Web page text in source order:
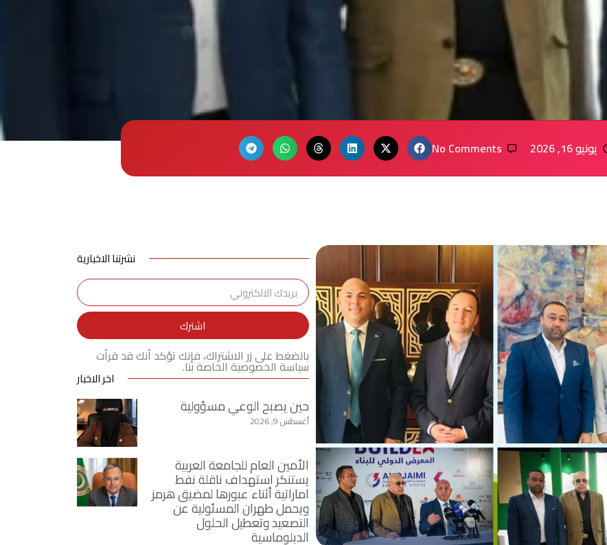
يونيو 16, 2026 No Comments
نشرتنا الاخبارية
اشترك
بالضغط على زر الاشتراك، فإنك تؤكد أنك قد قرأت
سياسة الخصوصية الخاصة بنا.
اخر الاخبار
حين يصبح الوعي مسؤولية
أغسطس 9, 2026
الأمين العام للجامعة العربية
يستنكر استهداف ناقلة نفط
اماراتية أثناء عبورها لمضيق هرمز
ويحمل طهران المسئولية عن
التصعيد وتعطيل الحلول
الدبلوماسية